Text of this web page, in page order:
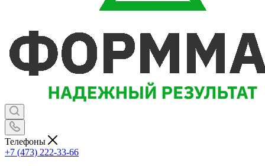
Телефоны
+7 (473) 222-33-66